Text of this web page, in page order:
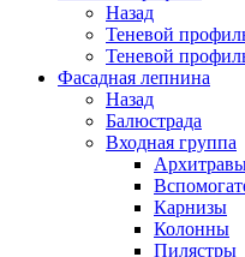
Назад
Теневой
Теневой
Фасадная лепнина
Назад
Балюстрада
Входная группа
Карнизы
Колонны
Пилястры